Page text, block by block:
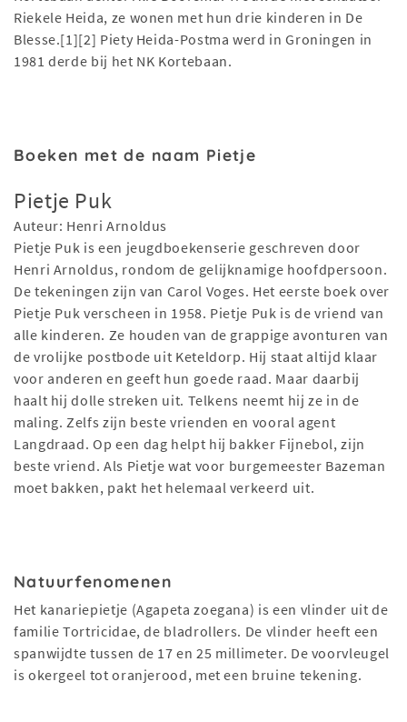
Riekele Heida, ze wonen met hun drie kinderen in De
Blesse.[1][2] Piety Heida-Postma werd in Groningen in
1981 derde bij het NK Kortebaan.
Boeken met de naam Pietje
Pietje Puk
Auteur: Henri Arnoldus
Pietje Puk is een jeugdboekenserie geschreven door
Henri Arnoldus, rondom de gelijknamige hoofdpersoon.
De tekeningen zijn van Carol Voges. Het eerste boek over
Pietje Puk verscheen in 1958. Pietje Puk is de vriend van
alle kinderen. Ze houden van de grappige avonturen van
de vrolijke postbode uit Keteldorp. Hij staat altijd klaar
voor anderen en geeft hun goede raad. Maar daarbij
haalt hij dolle streken uit. Telkens neemt hij ze in de
maling. Zelfs zijn beste vrienden en vooral agent
Langdraad. Op een dag helpt hij bakker Fijnebol, zijn
beste vriend. Als Pietje wat voor burgemeester Bazeman
moet bakken, pakt het helemaal verkeerd uit.
Natuurfenomenen
Het kanariepietje (Agapeta zoegana) is een vlinder uit de
familie Tortricidae, de bladrollers. De vlinder heeft een
spanwijdte tussen de 17 en 25 millimeter. De voorvleugel
is okergeel tot oranjerood, met een bruine tekening.